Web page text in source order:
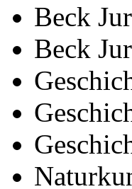
Beck
Beck